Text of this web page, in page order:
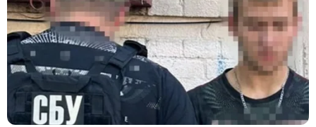
распространению в любой форме без письменного
разрешения компании.
Материалы, обозначенные пиктограммами PR,
"Инновация", "Мнение", "Персона", "Актуально", "Выборы"
и "Влияние", публикуются на правах рекламы.
Коммерческие материалы могут размещаться в разделе
"Пресс-релизы". В случаях общественной значимости
публикация в разделе допускается и на безвозмездной
основе.